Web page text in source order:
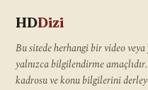
HDDizi
Bu sitede herhangi bir video
yalnızca bilgilendirme
kadrosu ve konu bilgilerini